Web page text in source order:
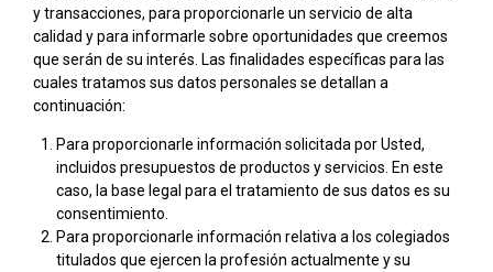
y transacciones, para proporcionarle un servicio de alta
calidad y para informarle sobre oportunidades que creemos
que serán de su interés. Las finalidades específicas para las
cuales tratamos sus datos personales se detallan a
continuación:
Para proporcionarle información solicitada por Usted,
incluidos presupuestos de productos y servicios. En este
caso, la base legal para el tratamiento de sus datos es su
consentimiento.
Para proporcionarle información relativa a los colegiados
titulados que ejercen la profesión actualmente y su